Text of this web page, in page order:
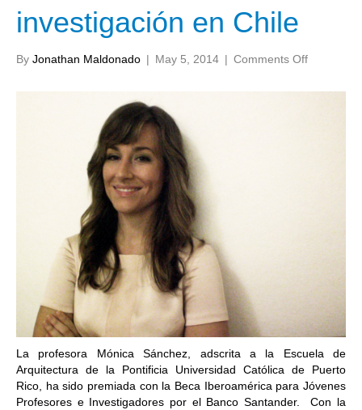
investigación en Chile
By Jonathan Maldonado | May 5, 2014 | Comments Offon
Escuela
La profesora Mónica Sánchez, adscrita a la Escuela de
Arquitectura de la Pontificia Universidad Católica de Puerto
Rico, ha sido premiada con la Beca Iberoamérica para Jóvenes
Profesores e Investigadores por el Banco Santander. Con la